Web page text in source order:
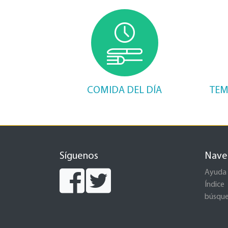
COMIDA DEL DÍA
Síguenos
Ayuda
Índice